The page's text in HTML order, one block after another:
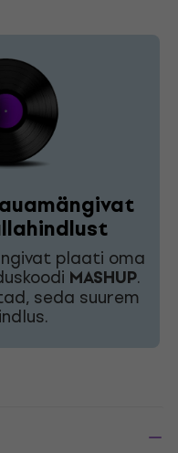
plaati oma
MASHUP.
seda suurem